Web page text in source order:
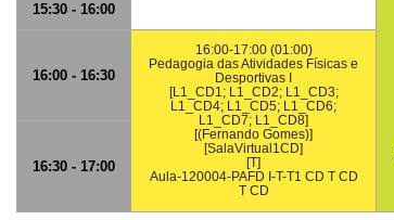
15:30 - 16:00
16:00 - 16:30
16:00-17:00 (01:00)
Pedagogia das Atividades Físicas e
Desportivas I
[L1_CD1; L1_CD2; L1_CD3;
L1_CD4; L1_CD5; L1_CD6;
L1_CD7; L1_CD8]
[(Fernando Gomes)]
[SalaVirtual1CD]
[T]
Aula-120004-PAFD I-T-T1 CD T CD
T CD
16:30 - 17:00